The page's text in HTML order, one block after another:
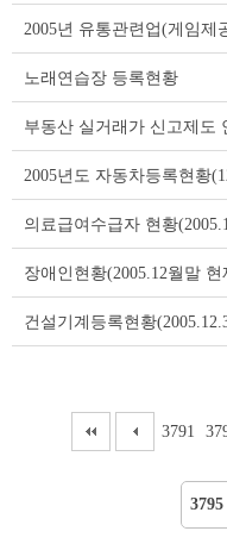
스
테
블
2005년 유통관련업(게임제
노래연습장 등록현황
부동산 실거래가 신고제도
2005년도 자동차등록현황
의료급여수급자 현황
장애인현황(2005.12월말 현
건설기계등록현황
3791